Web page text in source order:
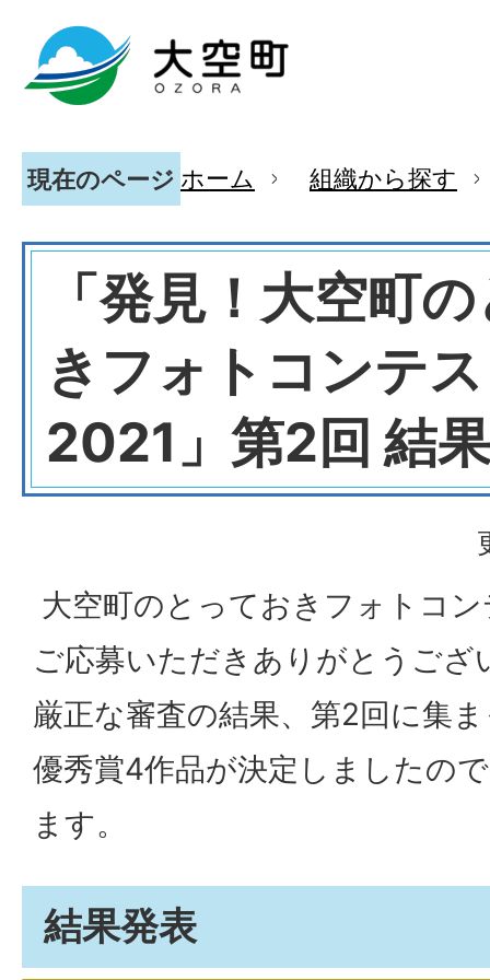
現在のページ ホーム 組織から探す
「発見！大空町
きフォトコンテ
2021」第2回 結
大空町のとっておきフォトコ
ご応募いただきありがとうござ
厳正な審査の結果、第2回に集
優秀賞4作品が決定しましたの
ます。
結果発表